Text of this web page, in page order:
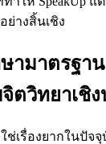
ย่างสิ้นเชิง
ามาตรฐา
จิตวิทยาเชิ
ช่เรื่องยากในปัจ